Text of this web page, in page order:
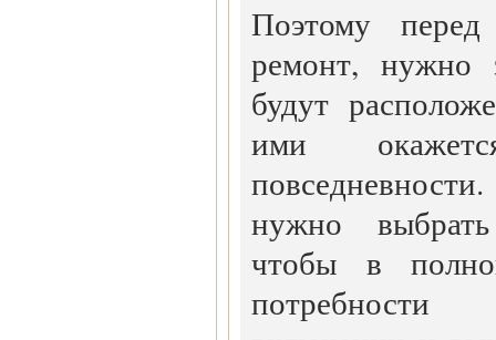
Поэтому
ремонт, нужно
будут
ими
нужно
чтобы в